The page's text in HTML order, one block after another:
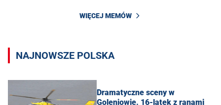
WIĘCEJ MEMÓW
NAJNOWSZE POLSKA
Dramatyczne sceny w
Goleniowie. 16-latek z ranami